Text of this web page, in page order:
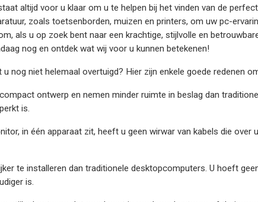
altijd voor u klaar om u te helpen bij het vinden van de
zoals toetsenborden, muizen en printers, om uw pc-
als u op zoek bent naar een krachtige, stijlvolle en
nog en ontdek wat wij voor u kunnen betekenen!
nog niet helemaal overtuigd? Hier zijn enkele goede redenen
ontwerp en nemen minder ruimte in beslag dan
is.
in één apparaat zit, heeft u geen wirwar van kabels die
te installeren dan traditionele desktopcomputers. U hoeft
is.